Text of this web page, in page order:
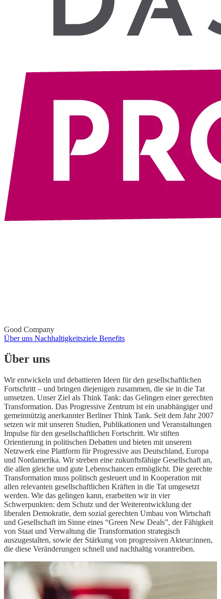
Good Company
Über uns Nachhaltigkeitsziele Benefits
Über uns
Wir entwickeln und debattieren Ideen für den gesellschaftlichen
Fortschritt – und bringen diejenigen zusammen, die sie in die Tat
umsetzen. Unser Ziel als Think Tank: das Gelingen einer gerechten
Transformation. Das Progressive Zentrum ist ein unabhängiger und
gemeinnützig anerkannter Berliner Think Tank. Seit dem Jahr 2007
setzen wir mit unseren Studien, Publikationen und Veranstaltungen
Impulse für den gesellschaftlichen Fortschritt. Wir stiften
Orientierung in politischen Debatten und bieten mit unserem
Netzwerk eine Plattform für Progressive aus Deutschland, Europa
und Nordamerika. Wir streben eine zukunftsfähige Gesellschaft an,
die allen gleiche und gute Lebenschancen ermöglicht. Die gerechte
Transformation muss politisch gesteuert und in Kooperation mit
allen relevanten gesellschaftlichen Kräften in die Tat umgesetzt
werden. Wie das gelingen kann, erarbeiten wir in vier
Schwerpunkten: dem Schutz und der Weiterentwicklung der
liberalen Demokratie, dem sozial gerechten Umbau von Wirtschaft
und Gesellschaft im Sinne eines “Green New Deals”, der Fähigkeit
von Staat und Verwaltung die Transformation strategisch
auszugestalten, sowie der Stärkung von progressiven Akteur:innen,
die diese Veränderungen schnell und nachhaltig vorantreiben.